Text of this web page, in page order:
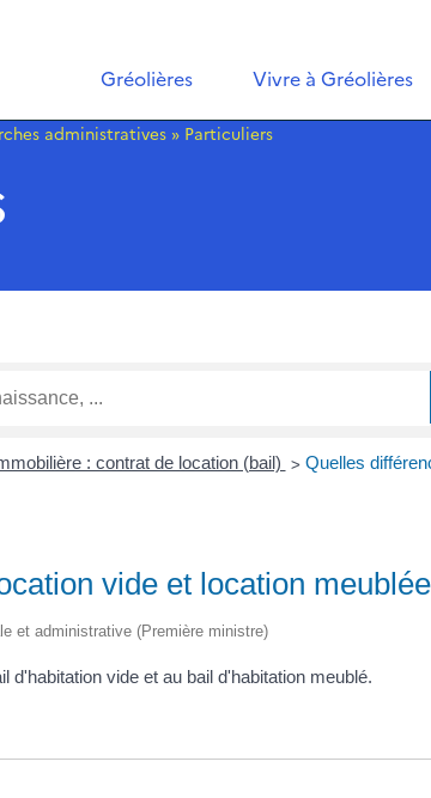
Gréolières Vivre à Gréolières
administratives » Particuliers
: contrat de location (bail) > Quelles
vide et location
et administrative (Première ministre)
vide et au bail d'habitation meublé.